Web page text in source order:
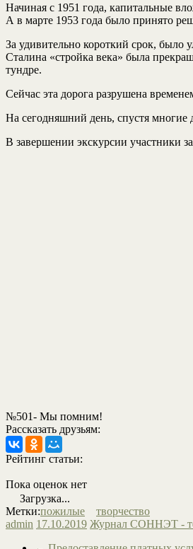
Начиная с 1951 года, капитальные
А в марте 1953 года было принято
За удивительно короткий срок, было
Сталина «стройка века» была
тундре.
Сейчас эта дорога разрушена
На сегодняшний день, спустя многие
В завершении экскурсии участники
№501- Мы помним!
Рассказать друзьям:
Рейтинг статьи:
Пока оценок нет
Загрузка...
Метки:пожилые
творчество
admin 17.10.2019 Журнал СОННЭТ -